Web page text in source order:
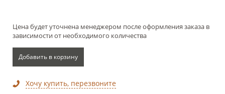
Цена будет уточнена менеджером после оформления заказа в
зависимости от необходимого количества
Добавить в корзину
Хочу купить, перезвоните